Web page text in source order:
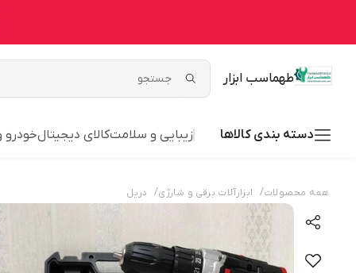
طهماسب ابزار
دسته بندی کالاها زیبایی و سلامتکالای دیجیتالخودرو
همه محصولات/ ابزارآلات برقی و شارژی/ دریل